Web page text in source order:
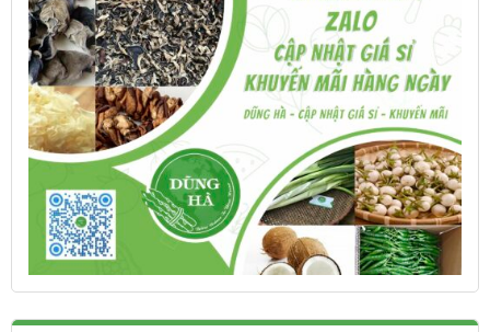
trang
sản
phẩm
trang
phẩm